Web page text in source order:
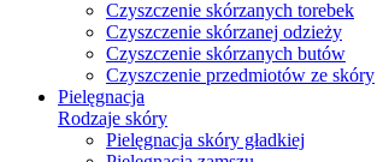
Czyszczenie skórzanych torebek
Czyszczenie skórzanej odzieży
Czyszczenie skórzanych butów
Czyszczenie przedmiotów ze skóry
Pielęgnacja
Rodzaje skóry
Pielęgnacja skóry gładkiej